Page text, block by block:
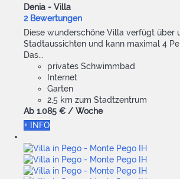
Denia - Villa
2 Bewertungen
Diese wunderschöne Villa verfügt über
Stadtaussichten und kann maximal 4
Das...
privates Schwimmbad
Internet
Garten
2,5 km zum Stadtzentrum
Ab 1.085 € / Woche
+ INFO